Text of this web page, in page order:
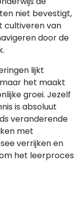
niet bevestigt,
cultiveren van
door de
lijkt
het maakt
groei. Jezelf
is absoluut
veranderende
met
verrijken en
het leerproces